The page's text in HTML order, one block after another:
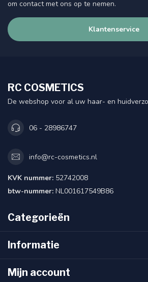
om contact met ons op te nemen.
Klantenservice
RC COSMETICS
De webshop voor al uw haar- en
06 - 28986747
info@rc-cosmetics.nl
KVK nummer: 52742008
btw-nummer: NL001617549B86
Categorieën
Informatie
Mijn account